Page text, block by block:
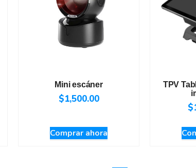
Mini escáner
$1,500.00
Comprar ahora
TPV
$